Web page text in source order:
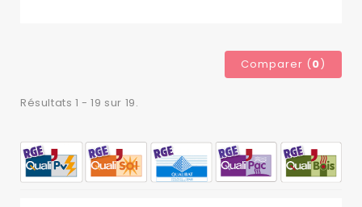
Comparer (0)
Résultats 1 - 19 sur 19.